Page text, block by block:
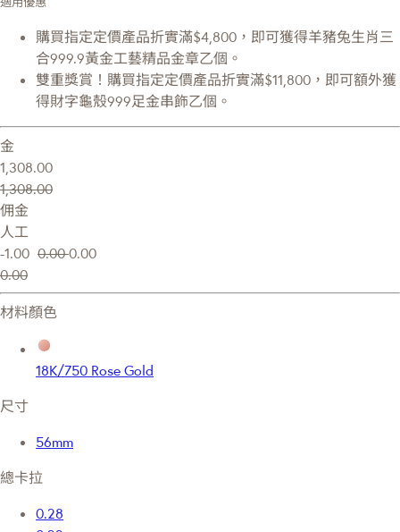
購買指定定價產品折實滿$4,800，即可獲得羊豬兔生肖三
合999.9黃金工藝精品金章乙個。
雙重獎賞！購買指定定價產品折實滿$11,800，即可額外獲
得財字龜殼999足金串飾乙個。
金
1,308.00
1,308.00
佣金
人工
-1.00 0.000.00
0.00
材料顏色
18K/750 Rose Gold
尺寸
56mm
總卡拉
0.28